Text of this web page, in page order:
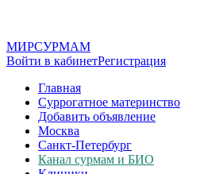
МИРСУРМАМ
Войти в кабинетРегистрация
Главная
Суррогатное материнство
Добавить объявление
Москва
Санкт-Петербург
Канал сурмам и БИО